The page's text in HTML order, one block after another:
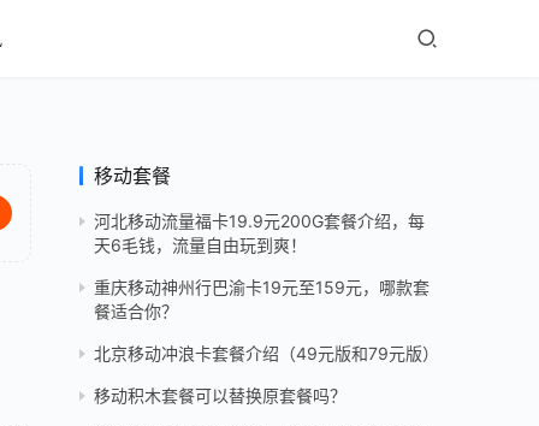
移动套餐
河北移动流量福卡19.9元200G套餐介绍，每
天6毛钱，流量自由玩到爽！
重庆移动神州行巴渝卡19元至159元，哪款套
餐适合你？
北京移动冲浪卡套餐介绍（49元版和79元版）
移动积木套餐可以替换原套餐吗？